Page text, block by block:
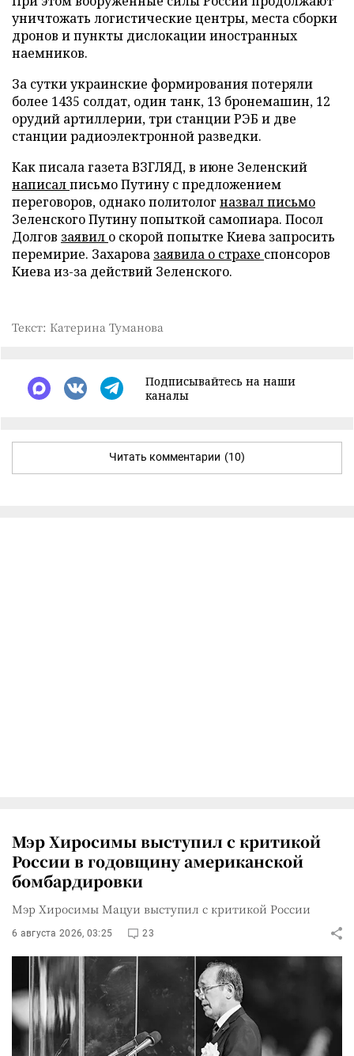
уничтожать логистические центры, места сборки
дронов и пункты дислокации иностранных
наемников.
За сутки украинские формирования потеряли
более 1435 солдат, один танк, 13 бронемашин, 12
орудий артиллерии, три станции РЭБ и две
станции радиоэлектронной разведки.
Как писала газета ВЗГЛЯД, в июне Зеленский
написалписьмо Путину с предложением
переговоров, однако политолог назвал письмо
Зеленского Путину попыткой самопиара. Посол
Долгов заявил о скорой попытке Киева запросить
перемирие. Захарова заявила о страхе спонсоров
Киева из-за действий Зеленского.
Текст: Катерина Туманова
Подписывайтесь на наши
каналы
Читать комментарии (10)
Мэр Хиросимы выступил с критикой
России в годовщину американской
бомбардировки
Мэр Хиросимы Мацуи выступил с критикой России
6 августа 2026, 03:25 23